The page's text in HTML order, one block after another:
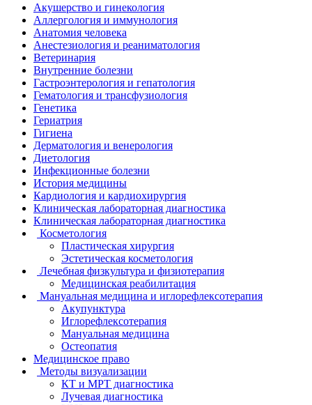
Акушерство и гинекология
Аллергология и иммунология
Анатомия человека
Анестезиология и реаниматология
Ветеринария
Внутренние болезни
Гастроэнтерология и гепатология
Гематология и трансфузиология
Генетика
Гериатрия
Гигиена
Дерматология и венерология
Диетология
Инфекционные болезни
История медицины
Кардиология и кардиохирургия
Клиническая лабораторная диагностика
Клиническая лабораторная диагностика
Косметология
Пластическая хирургия
Эстетическая косметология
Лечебная физкультура и физиотерапия
Медицинская реабилитация
Мануальная медицина и иглорефлексотерапия
Акупунктура
Иглорефлексотерапия
Мануальная медицина
Остеопатия
Медицинское право
Методы визуализации
КТ и МРТ диагностика
Лучевая диагностика